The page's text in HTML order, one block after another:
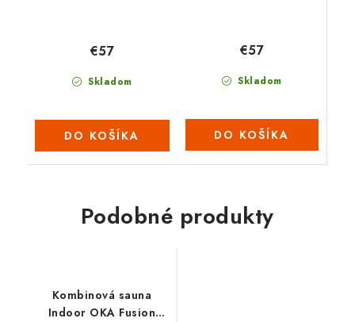
Skladom
€57
DO KOŠÍKA
Skladom
€57
DO KOŠÍKA
Podobné produkty
Kombinová sauna
Indoor OKA Fusion